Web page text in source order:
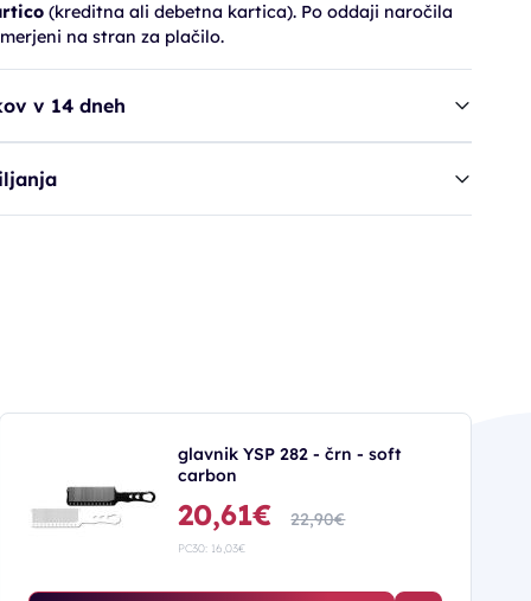
(kreditna ali debetna kartica). Po oddaji naročila
na stran za plačilo.
v 14 dneh
glavnik YSP 282 - črn - soft
carbon
20,61€ 22,90€
PC30: 16,03€